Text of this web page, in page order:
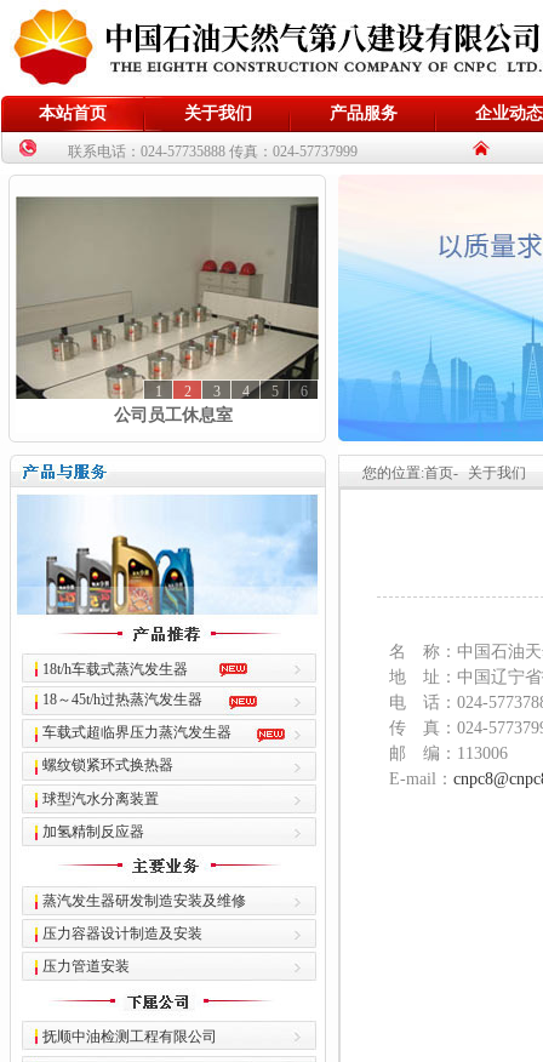
本站首页 关于我们 产品服务 企业动态
联系电话：024-57735888 传真：024-57737999
6
5
4
3
2
1
公司员工休息室
18t/h车载式蒸汽发生器
18～45t/h过热蒸汽发生器
车载式超临界压力蒸汽发生器
螺纹锁紧环式换热器
球型汽水分离装置
加氢精制反应器
蒸汽发生器研发制造安装及维修
压力容器设计制造及安装
压力管道安装
抚顺中油检测工程有限公司
您的位置:首页- 关于我们
名 称：中国石油天
地 址：中国辽宁省
电 话：024-
传 真：024-
邮 编：113006
E-mail：